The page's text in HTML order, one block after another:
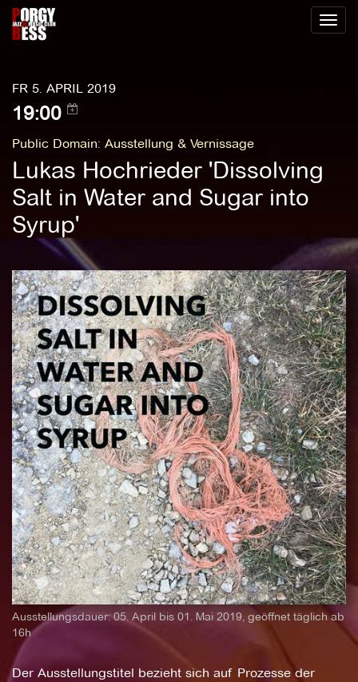
Toggle
FR 5. APRIL 2019
19:00
Public Domain: Ausstellung & Vernissage
Lukas Hochrieder 'Dissolving
Salt in Water and Sugar into
Syrup'
Ausstellungsdauer: 05. April bis 01. Mai 2019, geöffnet täglich ab
16h
Der Ausstellungstitel bezieht sich auf Prozesse der